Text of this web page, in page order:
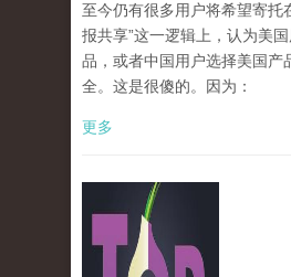
至今仍有很多用户将希望寄托
报共享”这一逻辑上，认为美
品，或者中国用户选择美国产
全。这是很傻的。因为：
更多